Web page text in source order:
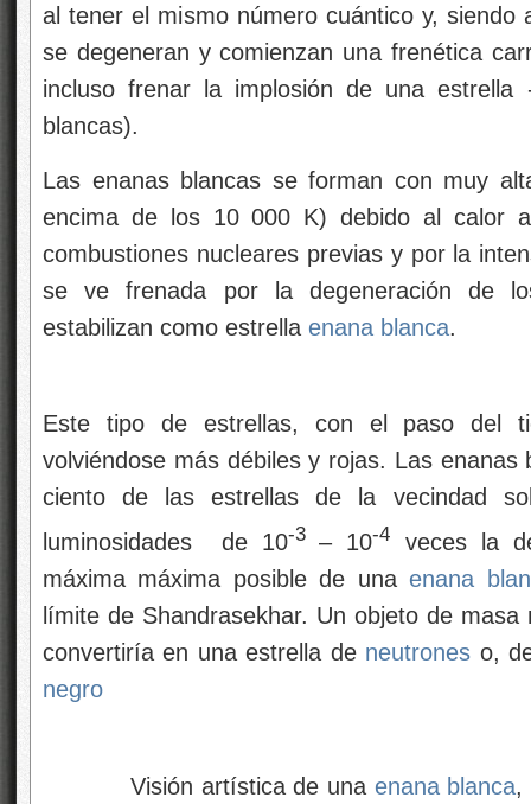
al tener el mismo número cuántico y, siendo
se degeneran y comienzan una frenética
incluso frenar la implosión de una
blancas).
Las enanas blancas se forman con muy
encima de los 10 000 K) debido al calor
combustiones nucleares previas y por la
se ve frenada por la degeneración de
estabilizan como estrella enana blanca.
Este tipo de estrellas, con el paso del
volviéndose más débiles y rojas. Las
ciento de las estrellas de la vecindad
luminosidades de 10-3 – 10-4 veces la
máxima máxima posible de unaenana
límite de Shandrasekhar. Un objeto de
convertiría en una estrella de neutrones o,
negro
Visión artística de una enana blanca,